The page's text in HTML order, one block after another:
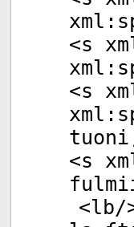
<s
<s
<s
<lb/